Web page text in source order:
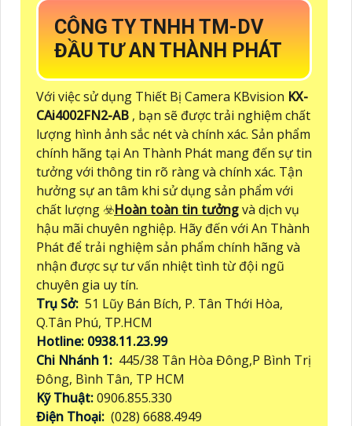
CÔNG TY TNHH TM-DV
ĐẦU TƯ AN THÀNH PHÁT
Với việc sử dụng Thiết Bị Camera KBvision KX-
CAi4002FN2-AB , bạn sẽ được trải nghiệm chất
lượng hình ảnh sắc nét và chính xác. Sản phẩm
chính hãng tại An Thành Phát mang đến sự tin
tưởng với thông tin rõ ràng và chính xác. Tận
hưởng sự an tâm khi sử dụng sản phẩm với
chất lượng ☣️Hoàn toàn tin tưởngvà dịch vụ
hậu mãi chuyên nghiệp. Hãy đến với An Thành
Phát để trải nghiệm sản phẩm chính hãng và
nhận được sự tư vấn nhiệt tình từ đội ngũ
chuyên gia uy tín.
Trụ Sở: 51 Lũy Bán Bích, P. Tân Thới Hòa,
Q.Tân Phú, TP.HCM
Hotline: 0938.11.23.99
Chi Nhánh 1: 445/38 Tân Hòa Đông,P Bình Trị
Đông, Bình Tân, TP HCM
Kỹ Thuật:0906.855.330
Điện Thoại: (028) 6688.4949